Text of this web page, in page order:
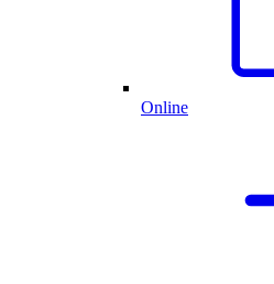
Online